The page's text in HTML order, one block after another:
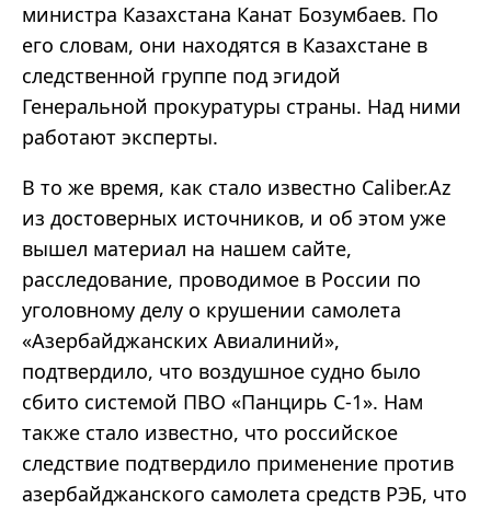
министра Казахстана Канат Бозумбаев. По
его словам, они находятся в Казахстане в
следственной группе под эгидой
Генеральной прокуратуры страны. Над ними
работают эксперты.
В то же время, как стало известно Caliber.Az
из достоверных источников, и об этом уже
вышел материал на нашем сайте,
расследование, проводимое в России по
уголовному делу о крушении самолета
«Азербайджанских Авиалиний»,
подтвердило, что воздушное судно было
сбито системой ПВО «Панцирь С-1». Нам
также стало известно, что российское
следствие подтвердило применение против
азербайджанского самолета средств РЭБ, что